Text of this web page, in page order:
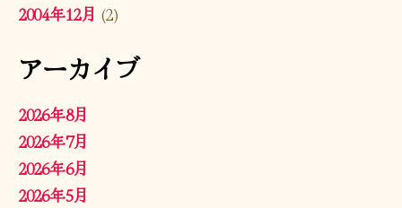
2004年12月 (2)
アーカイブ
2026年8月
2026年7月
2026年6月
2026年5月